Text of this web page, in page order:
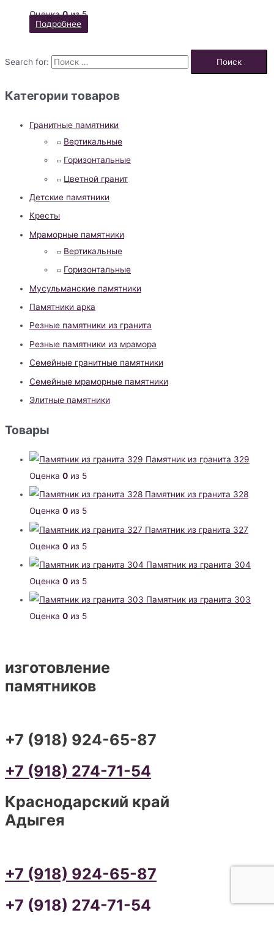
Оценка0из 5
Подробнее
Search for:
Категории товаров
Гранитные памятники
Вертикальные
Горизонтальные
Цветной гранит
Детские памятники
Кресты
Мраморные памятники
Вертикальные
Горизонтальные
Мусульманские памятники
Памятники арка
Резные памятники из гранита
Резные памятники из мрамора
Семейные гранитные памятники
Семейные мраморные памятники
Элитные памятники
Товары
Памятник из гранита 329
Оценка 0 из 5
Памятник из гранита 328
Оценка 0 из 5
Памятник из гранита 327
Оценка 0 из 5
Памятник из гранита 304
Оценка 0 из 5
Памятник из гранита 303
Оценка 0 из 5
изготовление
памятников
+7 (918) 924-65-87
+7 (918) 274-71-54
Краснодарский край
Адыгея
+7 (918) 924-65-87
+7 (918) 274-71-54